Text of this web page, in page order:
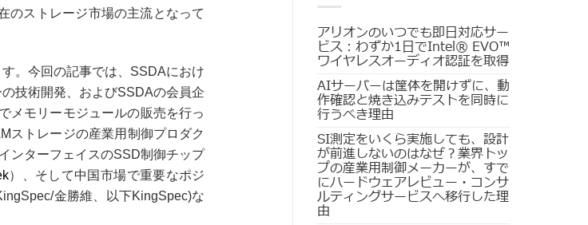
のストレージ市場の主流となって
。今回の記事では、SSDAにおけ
技術開発、およびSSDAの会員企
メモリーモジュールの販売を行っ
ストレージの産業用制御プロダク
ンターフェイスのSSD制御チップ
）、そして中国市場で重要なポジ
金勝維、以下KingSpec)な
アリオンのいつでも即日対応サー
ビス：わずか1日でIntel® EVO™
ワイヤレスオーディオ認証を取得
AIサーバーは筐体を開けずに、動
作確認と焼き込みテストを同時に
行うべき理由
SI測定をいくら実施しても、設計
が前進しないのはなぜ？業界トッ
プの産業用制御メーカーが、すで
にハードウェアレビュー・コンサ
ルティングサービスへ移行した理
由